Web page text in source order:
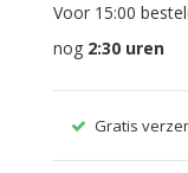
Voor 15:00
nog 2:30 uren
Gratis